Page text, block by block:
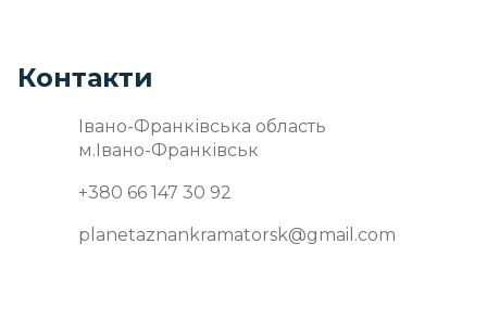
Контакти
Івано-Франківська область
м.Івано-Франківськ
+380 66 147 30 92
planetaznankramatorsk@gmail.com